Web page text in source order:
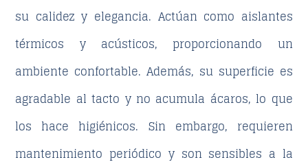
su calidez y elegancia. Actúan como aislantes
térmicos y acústicos, proporcionando un
ambiente confortable. Además, su superficie es
agradable al tacto y no acumula ácaros, lo que
los hace higiénicos. Sin embargo, requieren
mantenimiento periódico y son sensibles a la